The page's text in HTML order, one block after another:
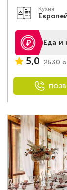
Кухня
Еда и
5,0 2530